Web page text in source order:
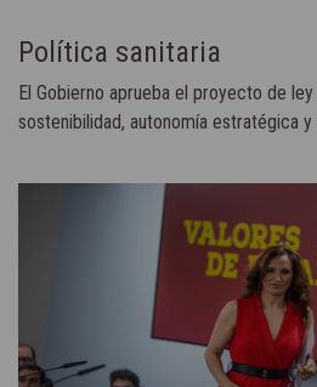
Política sanitaria
El Gobierno aprueba el proyecto de
sostenibilidad, autonomía estratégica